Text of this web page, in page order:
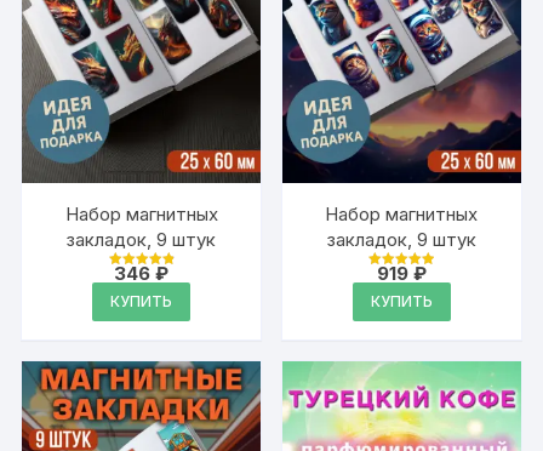
Набор магнитных
закладок, 9 штук
Оценка
из 5
346₽
КУПИТЬ
Набор магнитных
закладок, 9 штук
Оценка
из 5
919 ₽
КУПИТЬ